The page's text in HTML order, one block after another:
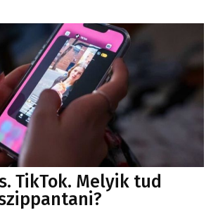
TikTok. Melyik tud